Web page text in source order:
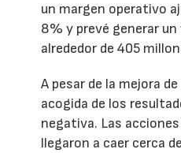
un margen operativo
8% y prevé generar un
alrededor de 405
A pesar de la mejora
acogida de los
negativa. Las
llegaron a caer cerca